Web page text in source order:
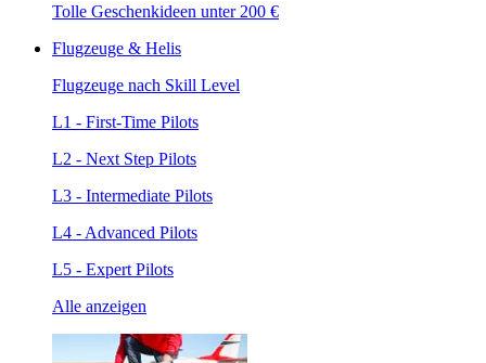
Tolle Geschenkideen unter 200 €
Flugzeuge & Helis
Flugzeuge nach Skill Level
L1 - First-Time Pilots
L2 - Next Step Pilots
L3 - Intermediate Pilots
L4 - Advanced Pilots
L5 - Expert Pilots
Alle anzeigen